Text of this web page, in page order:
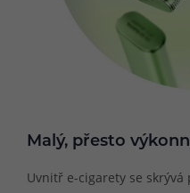
Malý, přesto
Uvnitř e-cigarety se skrývá